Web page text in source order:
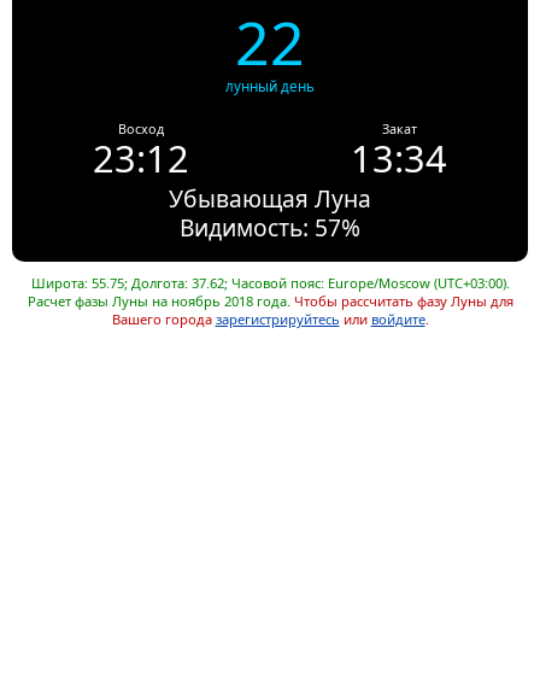
22
лунный день
Восход
23:12
Закат
13:34
Убывающая Луна
Видимость: 57%
Широта: 55.75; Долгота: 37.62; Часовой пояс: Europe/Moscow (UTC+03:00).
Расчет фазы Луны на ноябрь 2018 года. Чтобы рассчитать фазу Луны для
Вашего города зарегистрируйтесь или войдите.